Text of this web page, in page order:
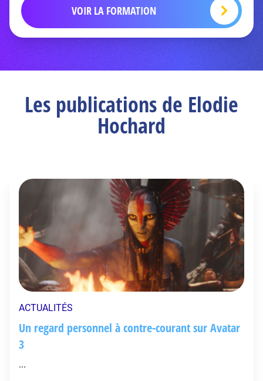
VOIR LA FORMATION
Les publications de Elodie
Hochard
ACTUALITÉS
Un regard personnel à contre-courant sur Avatar
3
...